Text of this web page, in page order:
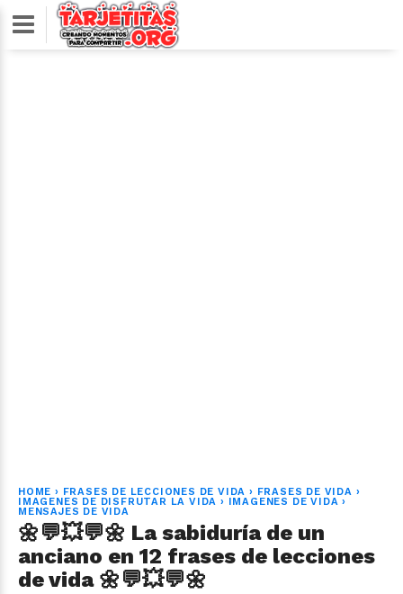
HOME › FRASES DE LECCIONES DE VIDA › FRASES DE VIDA ›
IMAGENES DE DISFRUTAR LA VIDA › IMAGENES DE VIDA ›
MENSAJES DE VIDA
🌼💬💥💬🌼 La sabiduría de un
anciano en 12 frases de lecciones
de vida 🌼💬💥💬🌼